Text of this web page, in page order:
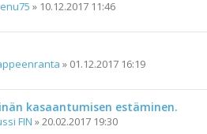
» 10.12.2017 11:46
» 01.12.2017 16:19
kasaantumisen estäminen.
FIN »20.02.2017 19:30